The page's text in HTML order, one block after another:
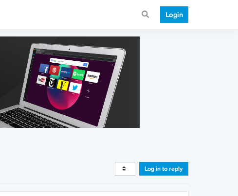
Login
Log in to reply